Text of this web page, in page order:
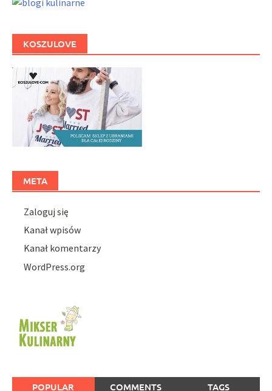
KOSZULOVE
META
Zaloguj się
Kanał wpisów
Kanał komentarzy
WordPress.org
POPULAR COMMENTS TAGS